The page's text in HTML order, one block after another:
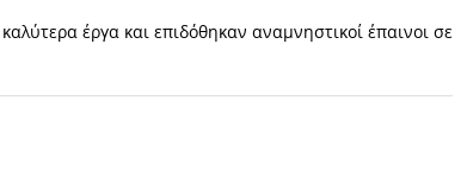
έργα και επιδόθηκαν αναμνηστικοί έπαινοι σε